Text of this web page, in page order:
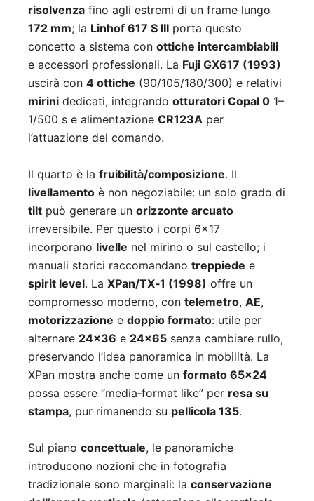
risolvenza fino agli estremi di un frame lungo
172 mm; la Linhof 617 S III porta questo
concetto a sistema con ottiche intercambiabili
e accessori professionali. La Fuji GX617 (1993)
uscirà con 4 ottiche (90/105/180/300) e relativi
mirini dedicati, integrando otturatori Copal 0 1–
1/500 s e alimentazione CR123A per
l’attuazione del comando.
Il quarto è la fruibilità/composizione. Il
livellamento è non negoziabile: un solo grado di
tilt può generare un orizzonte arcuato
irreversibile. Per questo i corpi 6×17
incorporano livelle nel mirino o sul castello; i
manuali storici raccomandano treppiede e
spirit level. La XPan/TX‑1 (1998) offre un
compromesso moderno, con telemetro, AE,
motorizzazione e doppio formato: utile per
alternare 24×36 e 24×65 senza cambiare rullo,
preservando l’idea panoramica in mobilità. La
XPan mostra anche come un formato 65×24
possa essere “media‑format like” per resa su
stampa, pur rimanendo su pellicola 135.
Sul piano concettuale, le panoramiche
introducono nozioni che in fotografia
tradizionale sono marginali: la conservazione